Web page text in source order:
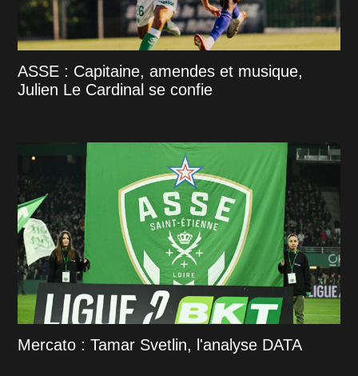
ASSE : Capitaine, amendes et musique,
Julien Le Cardinal se confie
Mercato : Tamar Svetlin, l'analyse DATA